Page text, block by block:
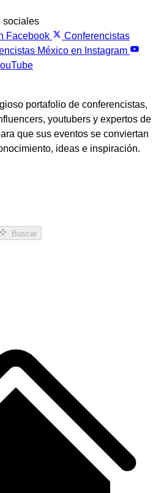
sociales
Facebook
Conferencistas
México en Instagram
portafolio de conferencistas,
youtubers y expertos de
que sus eventos se conviertan
ideas e inspiración.
Buscar